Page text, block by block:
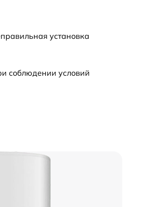
р
установка
соблюдении условий